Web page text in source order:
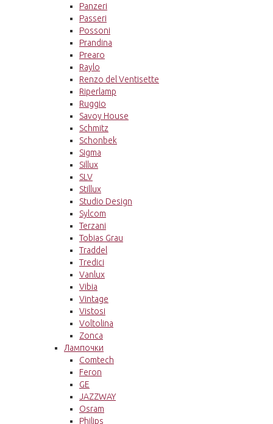
Panzeri
Passeri
Possoni
Prandina
Prearo
Raylo
Renzo del Ventisette
Riperlamp
Ruggio
Savoy House
Schmitz
Schonbek
Sigma
Sillux
SLV
Stillux
Studio Design
Sylcom
Terzani
Tobias Grau
Traddel
Tredici
Vanlux
Vibia
Vintage
Vistosi
Voltolina
Zonca
Лампочки
Comtech
Feron
GE
JAZZWAY
Osram
Philips